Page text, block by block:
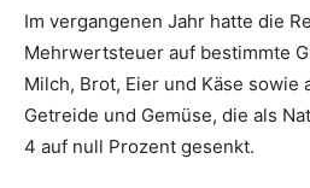
Im vergangenen Jahr hatte die
Mehrwertsteuer auf bestimmte
Milch, Brot, Eier und Käse sowie
Getreide und Gemüse, die als
4 auf null Prozent gesenkt.